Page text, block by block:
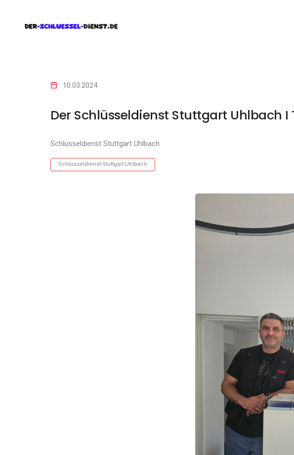
10.03.2024
Der Schlüsseldienst Stuttgart Uhlbach
Schlüsseldienst Stuttgart Uhlbach
Schlüsseldienst Stuttgart Uhlbach